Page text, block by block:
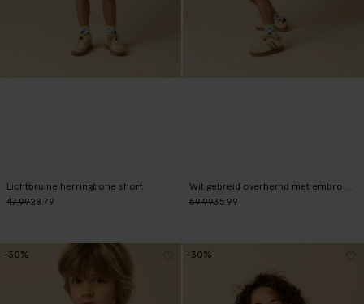
Lichtbruine herringbone short
47.9928.79
Wit gebreid overhemd met embroidery
59.9935.99
-30% -30%